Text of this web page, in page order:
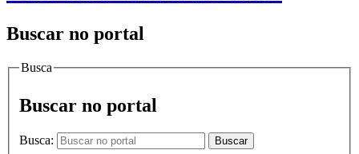
Buscar no portal
Busca
Buscar no portal
Busca: Buscar